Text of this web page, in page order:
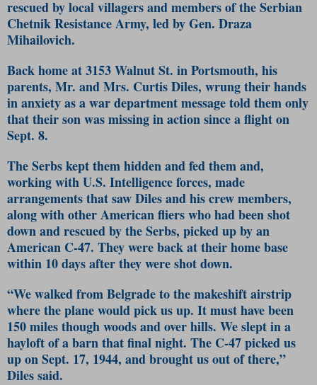
rescued by local villagers and members of the Serbian
Chetnik Resistance Army, led by Gen. Draza
Mihailovich.
Back home at 3153 Walnut St. in Portsmouth, his
parents, Mr. and Mrs. Curtis Diles, wrung their hands
in anxiety as a war department message told them only
that their son was missing in action since a flight on
Sept. 8.
The Serbs kept them hidden and fed them and,
working with U.S. Intelligence forces, made
arrangements that saw Diles and his crew members,
along with other American fliers who had been shot
down and rescued by the Serbs, picked up by an
American C-47. They were back at their home base
within 10 days after they were shot down.
“We walked from Belgrade to the makeshift airstrip
where the plane would pick us up. It must have been
150 miles though woods and over hills. We slept in a
hayloft of a barn that final night. The C-47 picked us
up on Sept. 17, 1944, and brought us out of there,”
Diles said.